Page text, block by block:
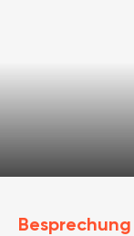
Besprechung